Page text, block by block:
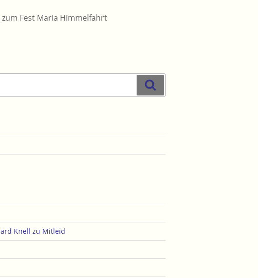
zum Fest Maria Himmelfahrt
Knell zu Mitleid